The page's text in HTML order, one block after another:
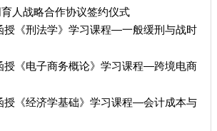
人战略合作协议签约仪式
授《刑法学》学习课程—一般缓刑与战时
授《电子商务概论》学习课程—跨境电商
授《经济学基础》学习课程—会计成本与